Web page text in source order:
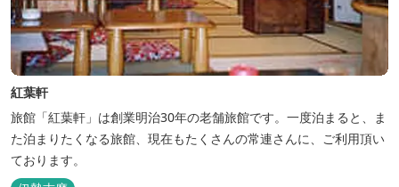
紅葉軒
旅館「紅葉軒」は創業明治30年の老舗旅館です。一度泊まると、ま
た泊まりたくなる旅館、現在もたくさんの常連さんに、ご利用頂い
ております。